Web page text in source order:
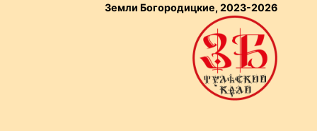
Земли Богородицкие, 2023-2026